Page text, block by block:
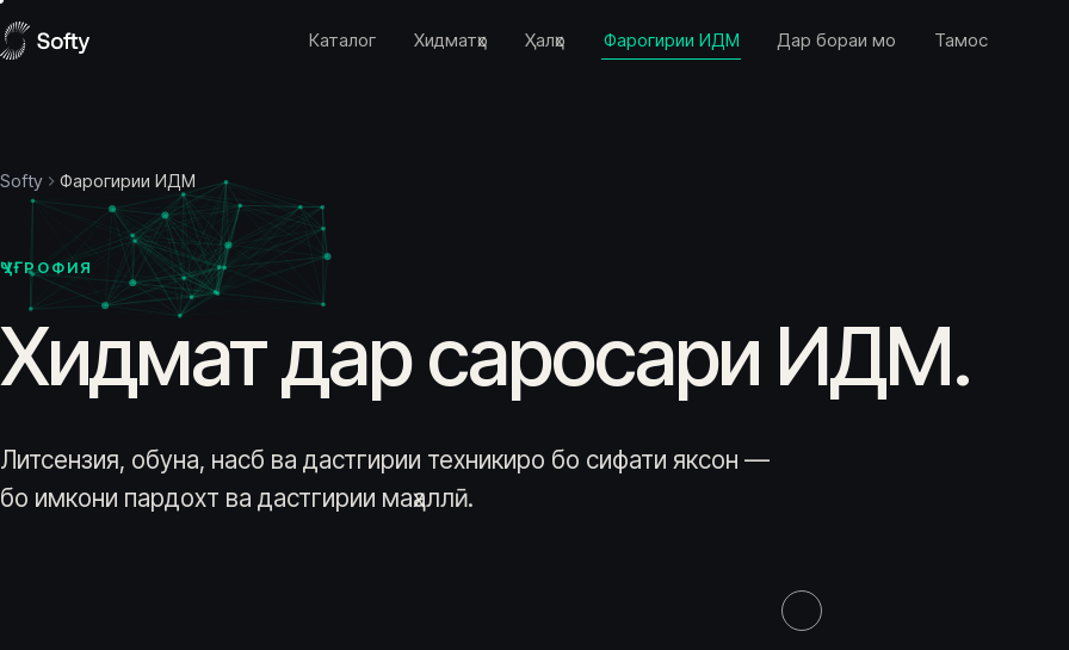
Каталог Хидматҳо Ҳалҳо Фарогирии ИДМ Дар бораи мо Тамос
Softy Фарогирии ИДМ
ҶУҒРОФИЯ
Хидмат дар саросари ИДМ.
Литсензия, обуна, насб ва дастгирии техникиро бо сифати яксон —
бо имкони пардохт ва дастгирии маҳаллӣ.